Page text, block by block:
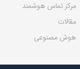
مرکز تماس هوشمند
مقالات
هوش مصنوعی